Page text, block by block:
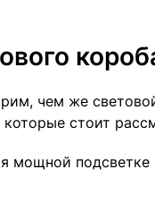
чем же
стоит
мощной